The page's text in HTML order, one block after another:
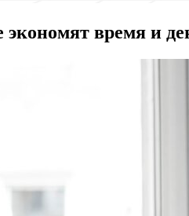
время и